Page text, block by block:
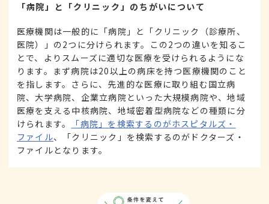
「病院」と「クリニック」のちがいについて
医療機関は一般的に「病院」と「クリニック（診療所、
医院）」の2つに分けられます。この2つの違いを知るこ
とで、よりスムーズに適切な医療を受けられるようにな
ります。まず病院は20以上の病床を持つ医療機関のこと
を指します。さらに、先進的な医療に取り組む国立病
院、大学病院、企業立病院といった大規模病院や、地域
医療を支える中核病院、地域密着型病院などの種類に分
けられます。
「病院」を検索するのがホスピタルズ・
ファイル、「クリニック」を検索するのがドクターズ・
ファイルとなります。